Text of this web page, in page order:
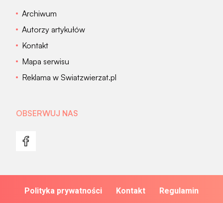
Archiwum
Autorzy artykułów
Kontakt
Mapa serwisu
Reklama w Swiatzwierzat.pl
OBSERWUJ NAS
Polityka prywatności Kontakt Regulamin